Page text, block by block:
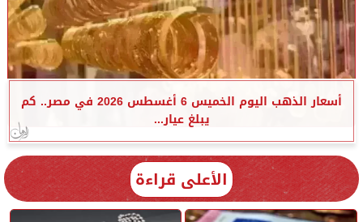
أسعار الذهب اليوم الخميس 6 أغسطس 2026 في مصر.. كم
يبلغ عيار...
الأعلى قراءة